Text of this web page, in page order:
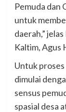
Pemuda dan
untuk
daerah,”
Kaltim, Agus
Untuk
dimulai
sensus
spasial desa